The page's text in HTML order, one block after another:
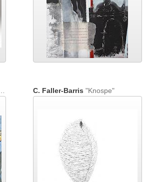
C. Faller-Barris "Knospe"